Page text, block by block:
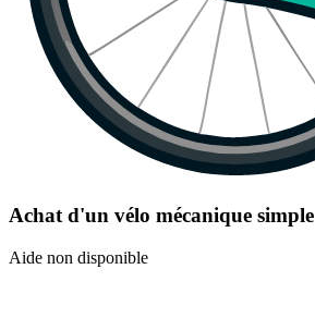
Achat d'un vélo mécanique simple
Aide non disponible